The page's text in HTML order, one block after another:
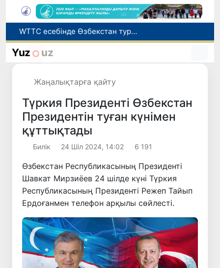
Мүмкіндігі шектеулі талапкерлерге қабылдау емтихандарында қосымша уақыт беріледі
Беларусьтен Өзбекстанға екінші тікелей жүк пойызы жөнелтілді
Yuz uz
Жаңалықтарға қайту
Түркия Президенті Өзбекстан
Президентін туған күнімен
құттықтады
Билік 24 Шіл 2024, 14:02 6 191
Өзбекстан Республикасының Президенті
Шавкат Мирзиёев 24 шілде күні Түркия
Республикасының Президенті Режеп Тайып
Ердоғанмен телефон арқылы сөйлесті.